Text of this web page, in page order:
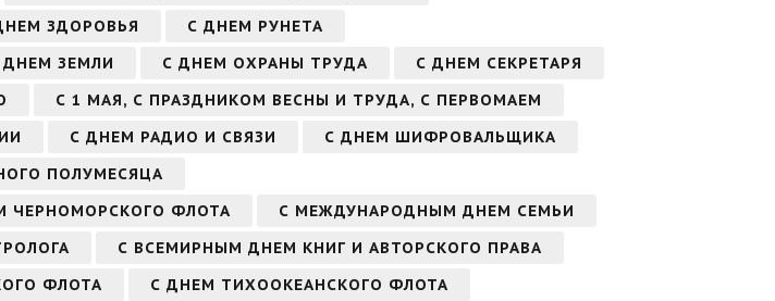
ЗДОРОВЬЯ
С ДНЕМ РУНЕТА
ДНЕМ ЗЕМЛИ С ДНЕМ ОХРАНЫ ТРУДА
С ДНЕМ СЕКРЕТАРЯ
С 1 МАЯ, С ПРАЗДНИКОМ ВЕСНЫ И ТРУДА, С ПЕРВОМАЕМ
С ДНЕМ РАДИО И СВЯЗИ
С ДНЕМ ШИФРОВАЛЬЩИКА
ПОЛУМЕСЯЦА
ЧЕРНОМОРСКОГО ФЛОТА
С МЕЖДУНАРОДНЫМ ДНЕМ СЕМЬИ
С ВСЕМИРНЫМ ДНЕМ КНИГ И АВТОРСКОГО ПРАВА
ФЛОТА С ДНЕМ ТИХООКЕАНСКОГО ФЛОТА